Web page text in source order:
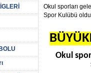
Okul sporları
Spor Kulübü
Okul